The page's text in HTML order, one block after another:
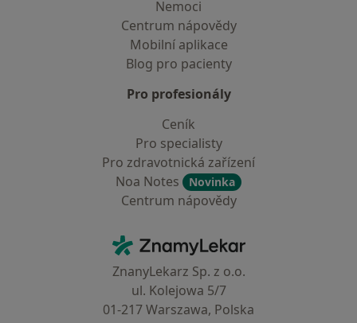
Nemoci
Centrum nápovědy
Mobilní aplikace
Blog pro pacienty
Pro profesionály
Ceník
Pro specialisty
Pro zdravotnická zařízení
Noa Notes
Novinka
Centrum nápovědy
ZnamyLekar - Hlavní stránka
ZnanyLekarz Sp. z o.o.
ul. Kolejowa 5/7
01-217 Warszawa, Polska